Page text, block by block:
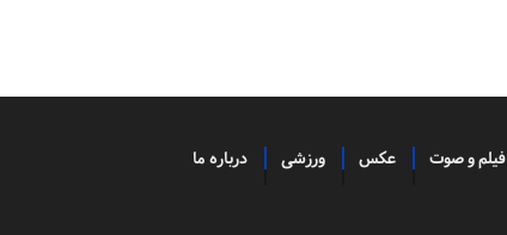
فیلم و صوت عکس ورزشی درباره ما